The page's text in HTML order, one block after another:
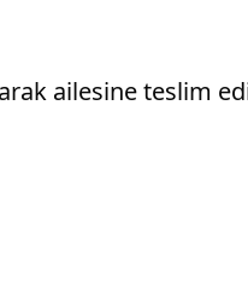
ailesine teslim